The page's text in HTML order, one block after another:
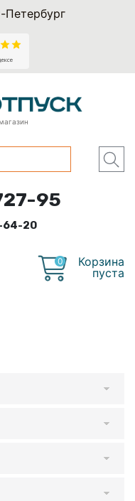
Петербург
95
64-20
0
Корзина
пуста